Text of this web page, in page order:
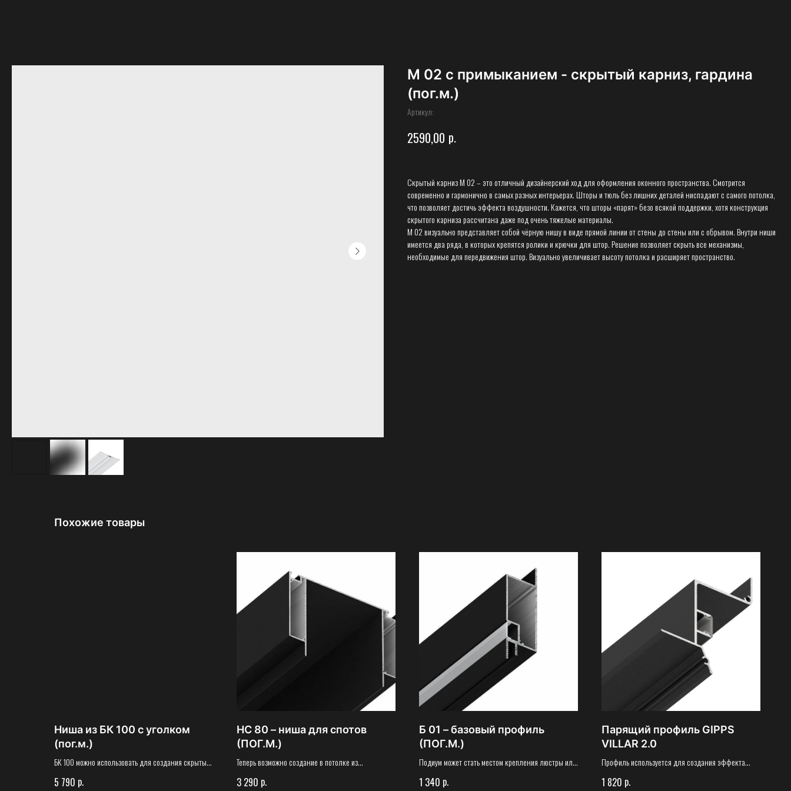
М 02 с примыканием - скрытый карниз, гардина
(пог.м.)
Артикул:
2590,00 р.
Скрытый карниз M 02 – это отличный дизайнерский ход для оформления оконного пространства. Смотрится
современно и гармонично в самых разных интерьерах. Шторы и тюль без лишних деталей ниспадают с самого потолка,
что позволяет достичь эффекта воздушности. Кажется, что шторы «парят» безо всякой поддержки, хотя конструкция
скрытого карниза рассчитана даже под очень тяжелые материалы.
М 02 визуально представляет собой чёрную нишу в виде прямой линии от стены до стены или с обрывом. Внутри ниши
имеется два ряда, в которых крепятся ролики и крючки для штор. Решение позволяет скрыть все механизмы,
необходимые для передвижения штор. Визуально увеличивает высоту потолка и расширяет пространство.
Похожие товары
Ниша из БК 100 с уголком
(пог.м.)
БК 100 можно использовать для создания скрытых
периметру и для создания ниш в любой части
5 790 р.
НС 80 – ниша для спотов
(ПОГ.М.)
Теперь возможно создание в потолке из
ниши за более короткие сроки.
3 290 р.
Б 01 – базовый профиль
(ПОГ.М.)
Подиум может стать местом крепления люстры или
для зонирования помещения, так и в декоративных
1 340 р.
Парящий профиль GIPPS
VILLAR 2.0
Профиль используется для создания эффекта
потолок крепится с отступом от стен.
1 820 р.